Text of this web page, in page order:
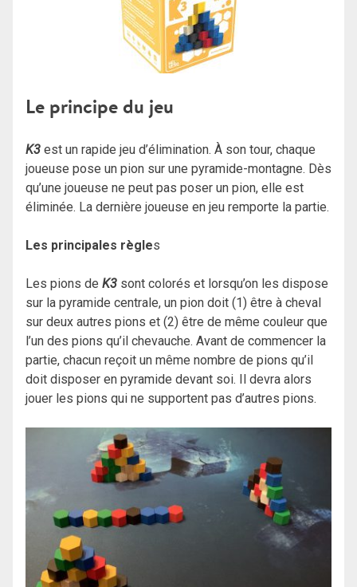
Le principe du jeu
K3 est un rapide jeu d’élimination. À son tour, chaque
joueuse pose un pion sur une pyramide-montagne. Dès
qu’une joueuse ne peut pas poser un pion, elle est
éliminée. La dernière joueuse en jeu remporte la partie.
Les principales règles
Les pions de K3 sont colorés et lorsqu’on les dispose
sur la pyramide centrale, un pion doit (1) être à cheval
sur deux autres pions et (2) être de même couleur que
l’un des pions qu’il chevauche. Avant de commencer la
partie, chacun reçoit un même nombre de pions qu’il
doit disposer en pyramide devant soi. Il devra alors
jouer les pions qui ne supportent pas d’autres pions.